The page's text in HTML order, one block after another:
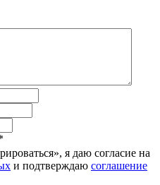
я даю согласие на
и подтверждаю соглашение